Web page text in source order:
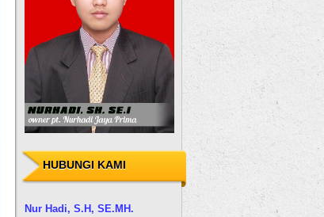
HUBUNGI KAMI
Nur Hadi, S.H , SE.MH.